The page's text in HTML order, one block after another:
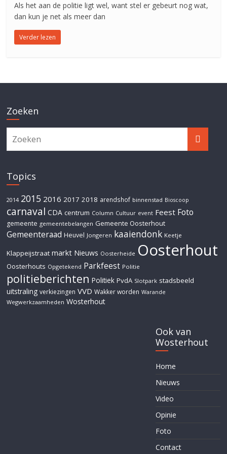
Als het aan de politie ligt wel, want stel er gebeurt nog wat,
dan kun je net als meer dan
Verder lezen
Zoeken
Topics
2014 2015 2016 2017 2018 arendshof binnenstad Bioscoop
carnaval CDA centrum Column Cultuur event Feest Foto
gemeente gemeentebelangen Gemeente Oosterhout
Gemeenteraad Heuvel Jongeren kaaiendonk Keetje
Klappeijstraat markt Nieuws Oosterheide Oosterhout
Oosterhouts Opgetekend Parkfeest Politie
politieberichten Politiek PvdA Slotpark stadsbeeld
uitstraling verkiezingen VVD Wakker worden Warande
Wegwerkzaamheden Wosterhout
Ook van
Wosterhout
Home
Nieuws
Video
Opinie
Foto
Contact